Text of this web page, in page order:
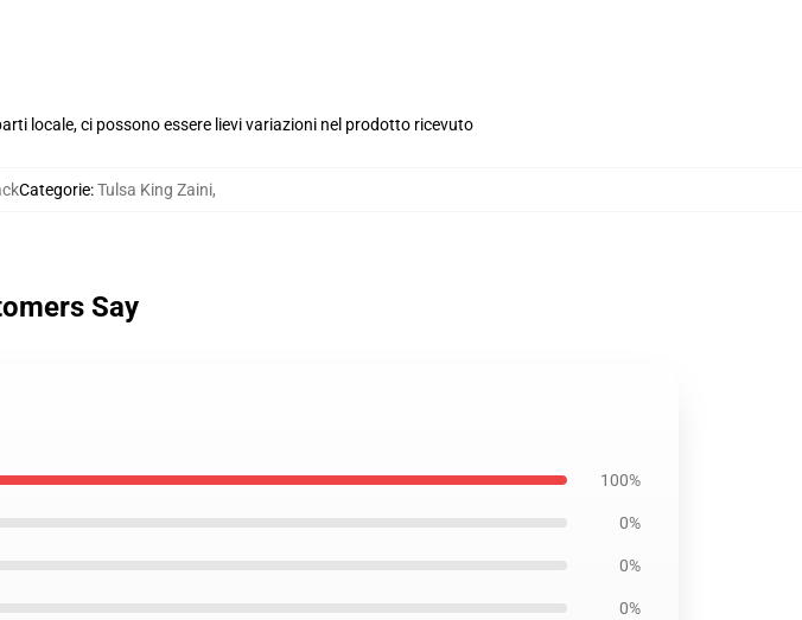
locale, ci possono essere lievi variazioni nel prodotto ricevuto
Categorie:Tulsa King Zaini,
Say
100%
0%
0%
0%